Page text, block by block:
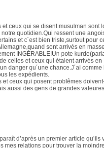
ceux qui se disent musulman sont
quotidien.Qui ressent une
et c´est bien triste,surtout pour
sont arrivés en
INGÉRABLE!Un pote
celles et ceux qui étaient arrivés en
danger qu´une chance.J´ai comme
les expédients.
ceux qui posent problêmes
aussi des gens de grandes
d’après un premier article qu’ils
mes relations pour trouver la